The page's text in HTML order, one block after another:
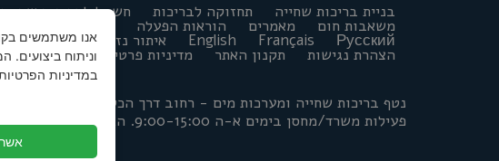
וניתוח
במדיניות
אשר
בניית בריכות שחייה תחזוקה לבריכות חשמל לבריכות שחייה
משאבות חום מאמרים הוראות הפעלה
Русский
Français
English איתור נזילות מפת אתר
הצהרת נגישות תקנון האתר מדיניות פרטיות ביטול עסקה
פעילות משרד/מחסן בימים א-ה 9:00-15:00. הגעה בתיאום מראש